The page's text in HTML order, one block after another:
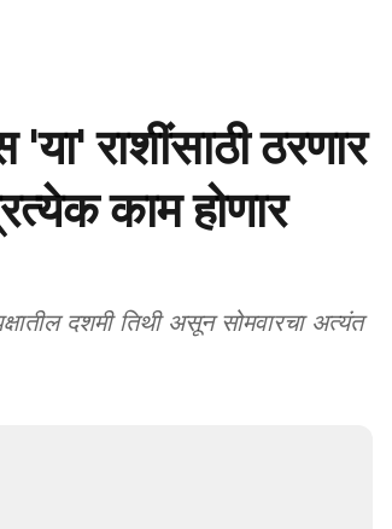
राशींसाठी ठरणार
काम होणार
दशमी तिथी असून सोमवारचा अत्यंत